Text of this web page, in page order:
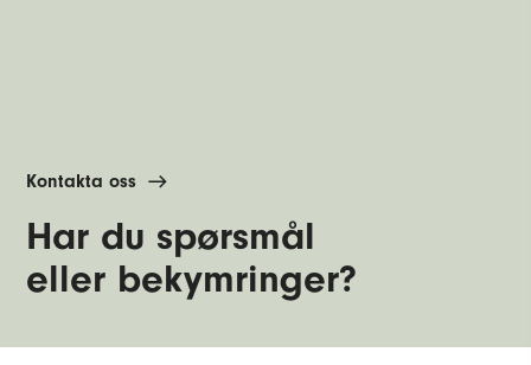
Kontakta oss
Har du spørsmål
eller bekymringer?